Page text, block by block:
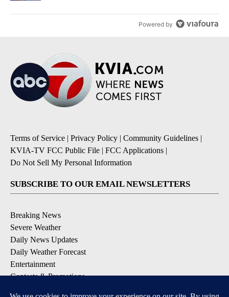
Powered by
Terms of Service | Privacy Policy | Community Guidelines |
KVIA-TV FCC Public File | FCC Applications |
Do Not Sell My Personal Information
SUBSCRIBE TO OUR EMAIL NEWSLETTERS
Breaking News
Severe Weather
Daily News Updates
Daily Weather Forecast
Entertainment
Contests & Promotions